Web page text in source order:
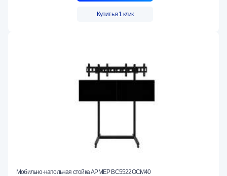
Купить в 1 клик
Мобильно-напольная стойка АРМЕР ВС5522ОСМ40